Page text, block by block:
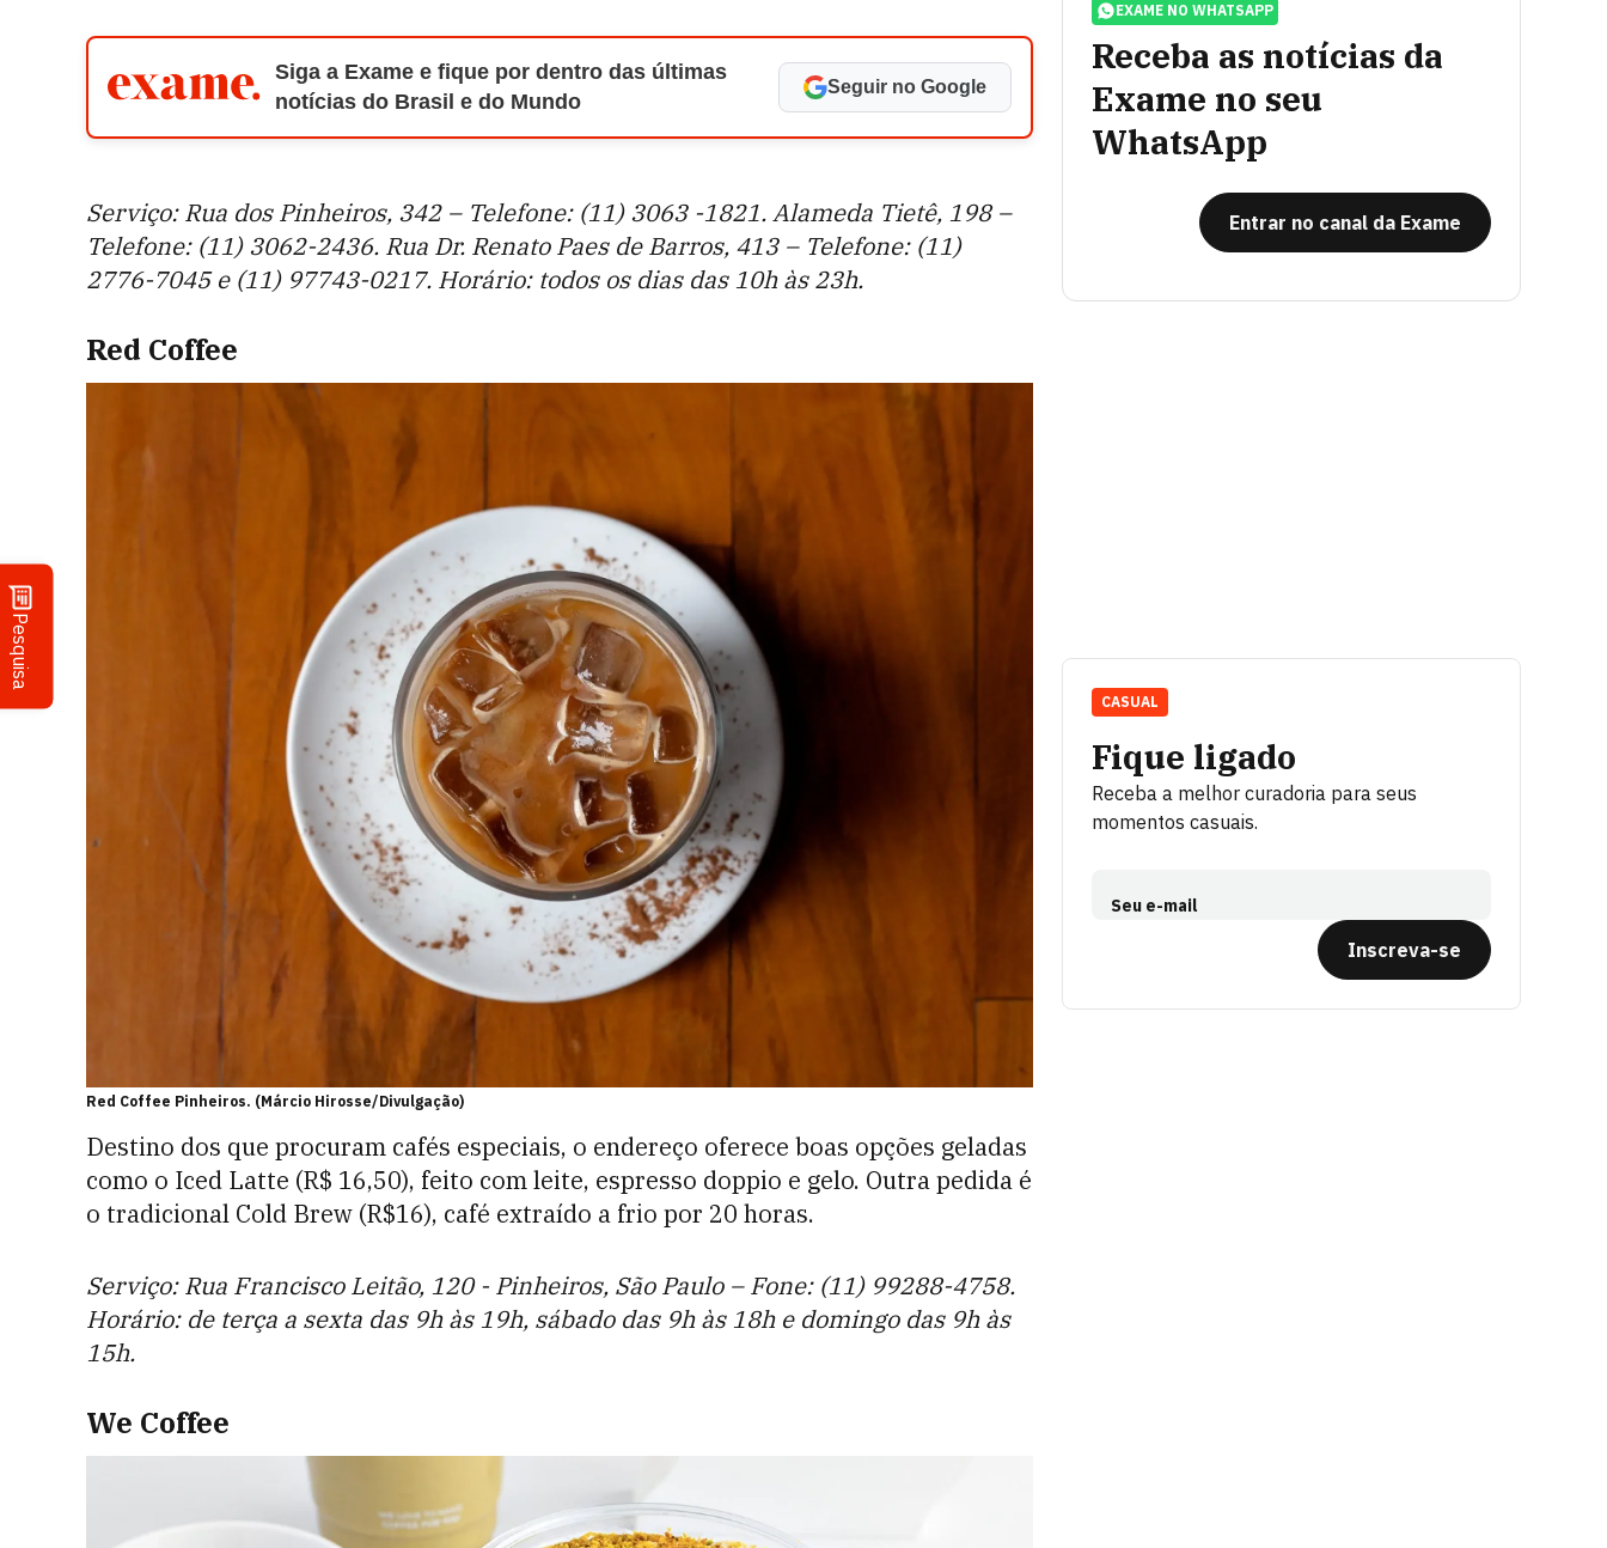
Pesquisa
Siga a Exame e fique por dentro das últimas
notícias do Brasil e do Mundo
Seguir no Google
Serviço: Rua dos Pinheiros, 342 – Telefone: (11) 3063 -1821. Alameda Tietê, 198 –
Telefone: (11) 3062-2436. Rua Dr. Renato Paes de Barros, 413 – Telefone: (11)
2776-7045 e (11) 97743-0217. Horário: todos os dias das 10h às 23h.
Red Coffee
Red Coffee Pinheiros. (Márcio Hirosse/Divulgação)
Destino dos que procuram cafés especiais, o endereço oferece boas opções geladas
como o Iced Latte (R$ 16,50), feito com leite, espresso doppio e gelo. Outra pedida é
o tradicional Cold Brew (R$16), café extraído a frio por 20 horas.
Serviço: Rua Francisco Leitão, 120 - Pinheiros, São Paulo – Fone: (11) 99288-4758.
Horário: de terça a sexta das 9h às 19h, sábado das 9h às 18h e domingo das 9h às
15h.
We Coffee
EXAME NO WHATSAPP
Receba as notícias da
Exame no seu
WhatsApp
Entrar no canal da Exame
Fique ligado
Receba a melhor curadoria para seus
momentos casuais.
Seu e-mail
Inscreva-se
CASUAL